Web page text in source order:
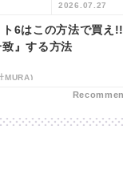
放送
2026.07.27
ト6はこの方法で買え
致』する方法
MURA)